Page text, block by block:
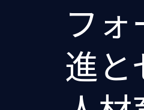
フ
進と